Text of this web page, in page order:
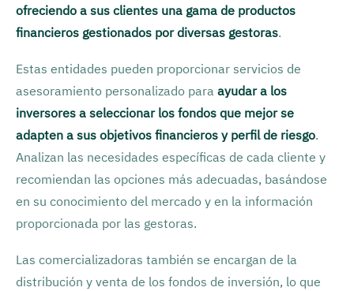
ofreciendo a sus clientes una gama de productos
financieros gestionados por diversas gestoras.
Estas entidades pueden proporcionar servicios de
asesoramiento personalizado para ayudar a los
inversores a seleccionar los fondos que mejor se
adapten a sus objetivos financieros y perfil de riesgo.
Analizan las necesidades específicas de cada cliente y
recomiendan las opciones más adecuadas, basándose
en su conocimiento del mercado y en la información
proporcionada por las gestoras.
Las comercializadoras también se encargan de la
distribución y venta de los fondos de inversión, lo que